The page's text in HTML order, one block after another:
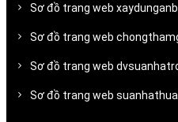
Sơ đồ trang web
Sơ đồ trang web
Sơ đồ trang web
Sơ đồ trang web